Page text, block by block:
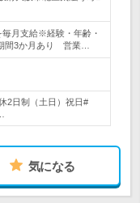
月支給※経験・年齢・
間3か月あり 営業…
2日制（土日）祝日#
気になる